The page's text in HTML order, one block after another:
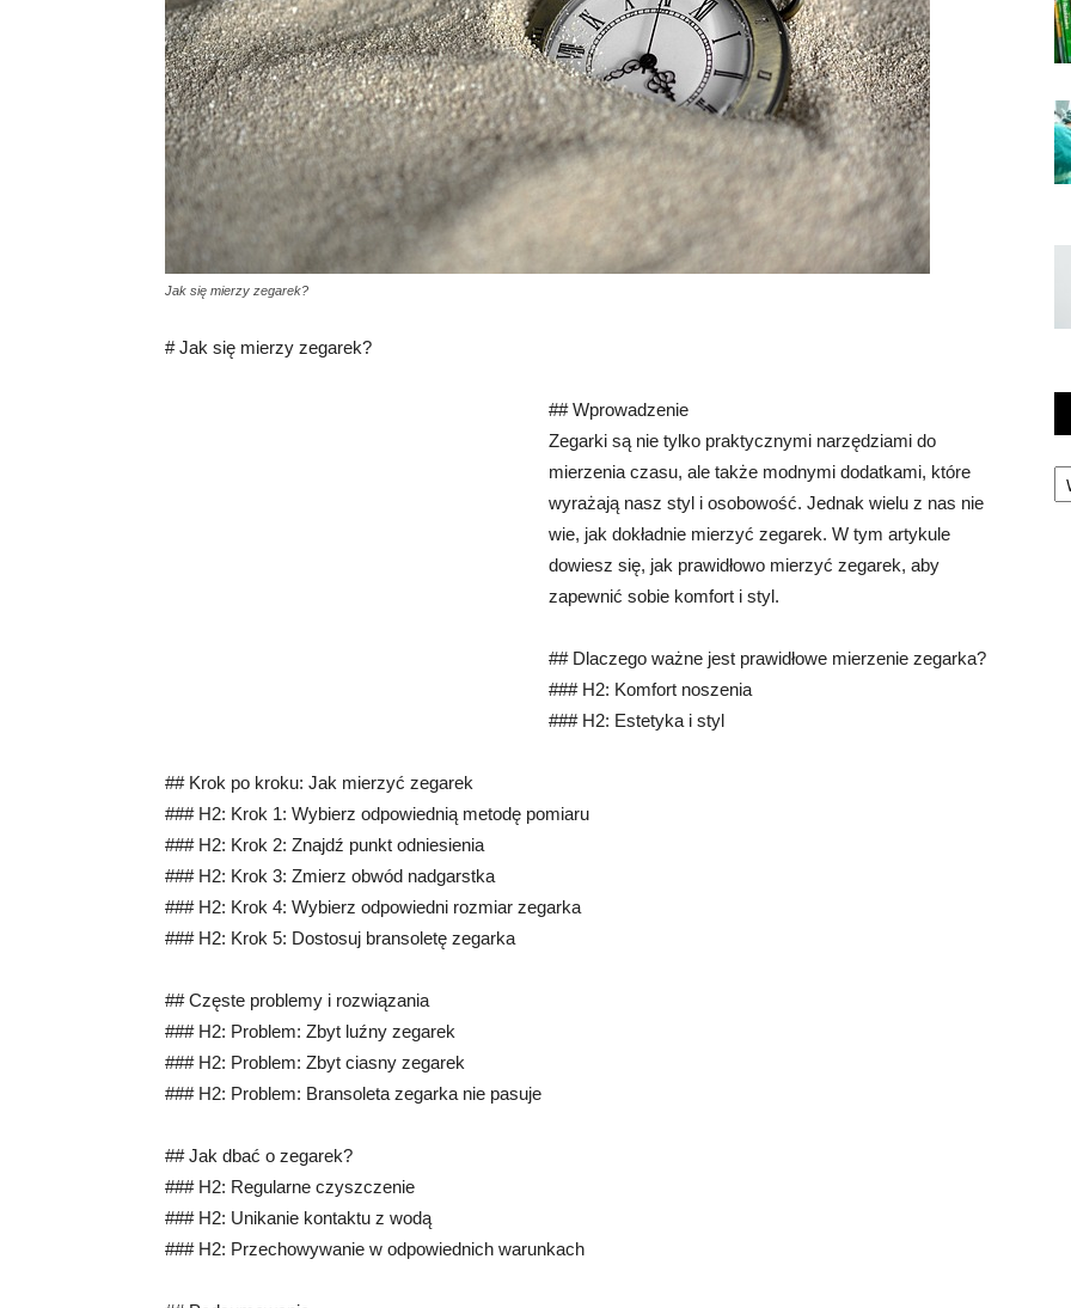
Jak się mierzy zegarek?
# Jak się mierzy zegarek?
## Wprowadzenie
Zegarki są nie tylko praktycznymi narzędziami do
mierzenia czasu, ale także modnymi dodatkami, które
wyrażają nasz styl i osobowość. Jednak wielu z nas nie
wie, jak dokładnie mierzyć zegarek. W tym artykule
dowiesz się, jak prawidłowo mierzyć zegarek, aby
zapewnić sobie komfort i styl.
## Dlaczego ważne jest prawidłowe mierzenie zegarka?
### H2: Komfort noszenia
### H2: Estetyka i styl
## Krok po kroku: Jak mierzyć zegarek
### H2: Krok 1: Wybierz odpowiednią metodę pomiaru
### H2: Krok 2: Znajdź punkt odniesienia
### H2: Krok 3: Zmierz obwód nadgarstka
### H2: Krok 4: Wybierz odpowiedni rozmiar zegarka
### H2: Krok 5: Dostosuj bransoletę zegarka
## Częste problemy i rozwiązania
### H2: Problem: Zbyt luźny zegarek
### H2: Problem: Zbyt ciasny zegarek
### H2: Problem: Bransoleta zegarka nie pasuje
## Jak dbać o zegarek?
### H2: Regularne czyszczenie
### H2: Unikanie kontaktu z wodą
### H2: Przechowywanie w odpowiednich warunkach